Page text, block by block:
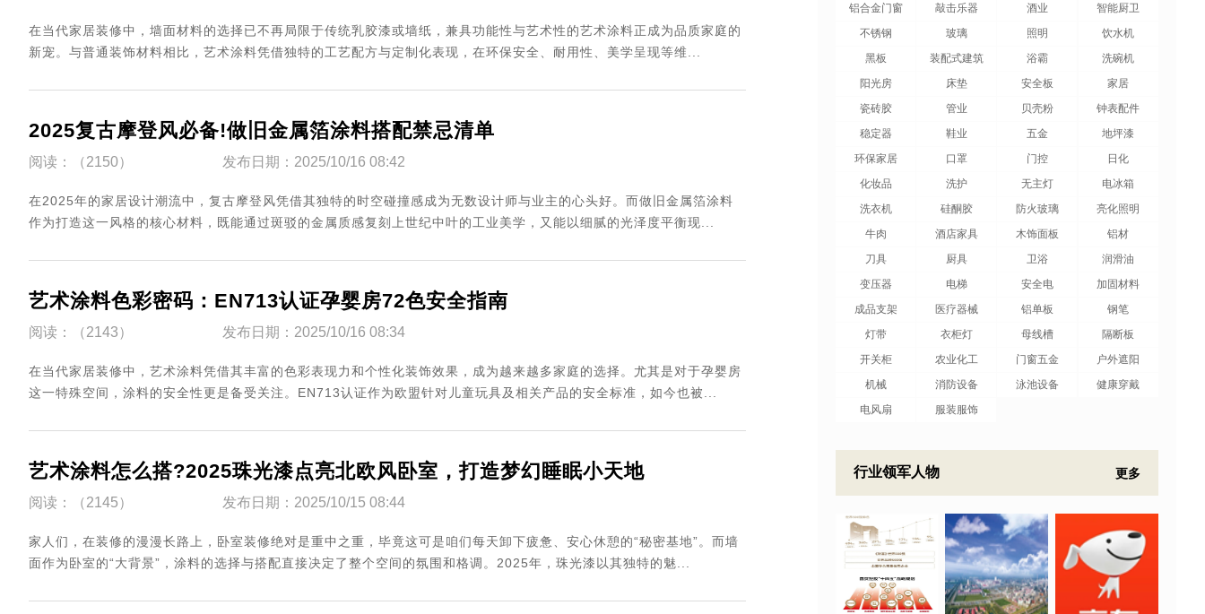
在当代家居装修中，墙面材料的选择已不再局限于传统乳胶漆或墙纸，兼具功能性与艺术性的艺术涂料正成为品质家庭的
新宠。与普通装饰材料相比，艺术涂料凭借独特的工艺配方与定制化表现，在环保安全、耐用性、美学呈现等维...
2025复古摩登风必备!做旧金属箔涂料搭配禁忌清单
阅读：（2150） 发布日期：2025/10/16 08:42
在2025年的家居设计潮流中，复古摩登风凭借其独特的时空碰撞感成为无数设计师与业主的心头好。而做旧金属箔涂料
作为打造这一风格的核心材料，既能通过斑驳的金属质感复刻上世纪中叶的工业美学，又能以细腻的光泽度平衡现...
艺术涂料色彩密码：EN713认证孕婴房72色安全指南
阅读：（2143） 发布日期：2025/10/16 08:34
在当代家居装修中，艺术涂料凭借其丰富的色彩表现力和个性化装饰效果，成为越来越多家庭的选择。尤其是对于孕婴房
这一特殊空间，涂料的安全性更是备受关注。EN713认证作为欧盟针对儿童玩具及相关产品的安全标准，如今也被...
艺术涂料怎么搭?2025珠光漆点亮北欧风卧室，打造梦幻睡眠小天地
阅读：（2145） 发布日期：2025/10/15 08:44
家人们，在装修的漫漫长路上，卧室装修绝对是重中之重，毕竟这可是咱们每天卸下疲惫、安心休憩的“秘密基地”。而墙
面作为卧室的“大背景”，涂料的选择与搭配直接决定了整个空间的氛围和格调。2025年，珠光漆以其独特的魅...
铝合金门窗
敲击乐器 酒业
智能厨卫
不锈钢
玻璃 照明
饮水机
黑板
装配式建筑 浴霸
洗碗机
阳光房
床垫 安全板
家居
瓷砖胶
管业 贝壳粉
钟表配件
稳定器
鞋业 五金
地坪漆
环保家居
口罩 门控
日化
化妆品
洗护 无主灯
电冰箱
洗衣机
硅酮胶 防火玻璃
亮化照明
牛肉
酒店家具 木饰面板
铝材
刀具
厨具 卫浴
润滑油
变压器
电梯 安全电
加固材料
成品支架
医疗器械 铝单板
钢笔
灯带
衣柜灯 母线槽
隔断板
开关柜
农业化工 门窗五金
户外遮阳
机械
消防设备 泳池设备
健康穿戴
电风扇
服装服饰
行业领军人物 更多